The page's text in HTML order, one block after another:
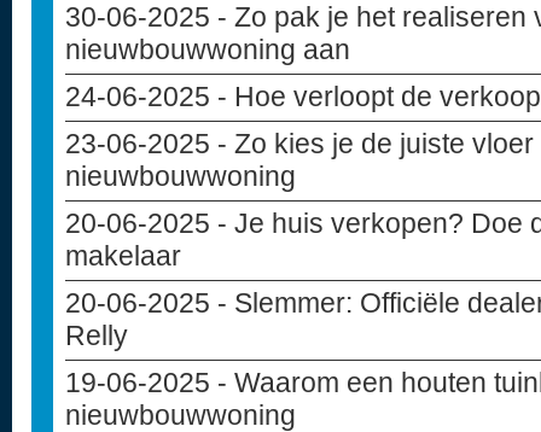
30-06-2025 - Zo pak je het realiseren
nieuwbouwwoning aan
24-06-2025 - Hoe verloopt de
23-06-2025 - Zo kies je de juiste
nieuwbouwwoning
20-06-2025 - Je huis verkopen? Doe
makelaar
20-06-2025 - Slemmer: Officiële
Relly
19-06-2025 - Waarom een houten
nieuwbouwwoning